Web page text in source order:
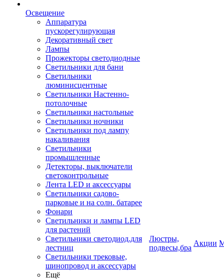
Освещение
Аппаратура
пускорегулирующая
Декоративный свет
Лампы
Прожекторы светодиодные
Светильники для бани
Светильники
люминисцентные
Светильники Настенно-
потолочные
Светильники настольные
Светильники ночники
Светильники под лампу
накаливания
Светильники
промышленные
Детекторы, выключатели
светоконтрольные
Лента LED и аксессуары
Светильники садово-
парковые и на солн. батарее
Фонари
Светильники и лампы LED
для растений
Светильники светодиод.для
лестниц
Светильники трековые,
шинопровод и аксессуары
Ещё
Люстры,
подвесы,бра
Акции